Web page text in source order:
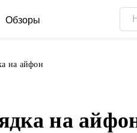
Обзоры
на айфон
на